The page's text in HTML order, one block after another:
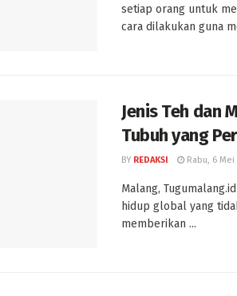
setiap orang untuk
cara dilakukan guna
Jenis Teh dan
Tubuh yang
BY REDAKSI Rabu, 6 Mei
Malang,
hidup global yang
memberikan ...